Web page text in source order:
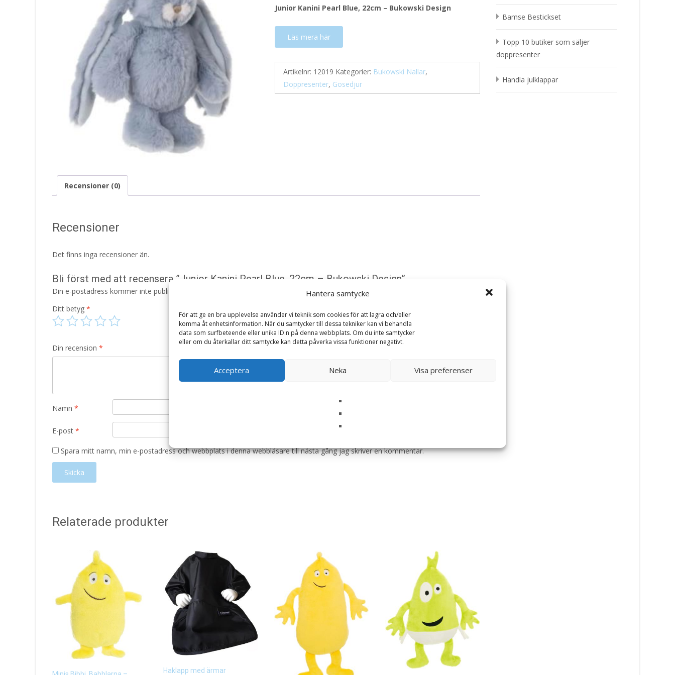
Hantera samtycke
För att ge en bra upplevelse använder vi teknik som cookies för att lagra och/eller
komma åt enhetsinformation. När du samtycker till dessa tekniker kan vi behandla
data som surfbeteende eller unika ID:n på denna webbplats. Om du inte samtycker
eller om du återkallar ditt samtycke kan detta påverka vissa funktioner negativt.
Acceptera Neka Visa preferenser
Junior Kanini Pearl Blue, 22cm – Bukowski Design
Läs mera här
Artikelnr: 12019 Kategorier: Bukowski Nallar,
Doppresenter, Gosedjur
Recensioner (0)
Recensioner
Det finns inga recensioner än.
Bli först med att recensera ”Junior Kanini Pearl Blue, 22cm – Bukowski Design”
Din e-postadress kommer inte publiceras.
Ditt betyg *
Din recension *
Namn *
E-post *
Spara mitt namn, min e-postadress och webbplats i denna webbläsare till nästa gång jag skriver en kommentar.
Relaterade produkter
Haklapp med ärmar
Bamse Bestickset
Topp 10 butiker som säljer
doppresenter
Handla julklappar